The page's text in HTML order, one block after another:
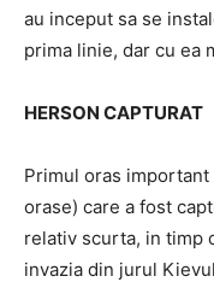
au inceput sa se
prima linie, dar cu ea
HERSON CAPTURAT
Primul oras
orase) care a fost
relativ scurta, in timp
invazia din jurul